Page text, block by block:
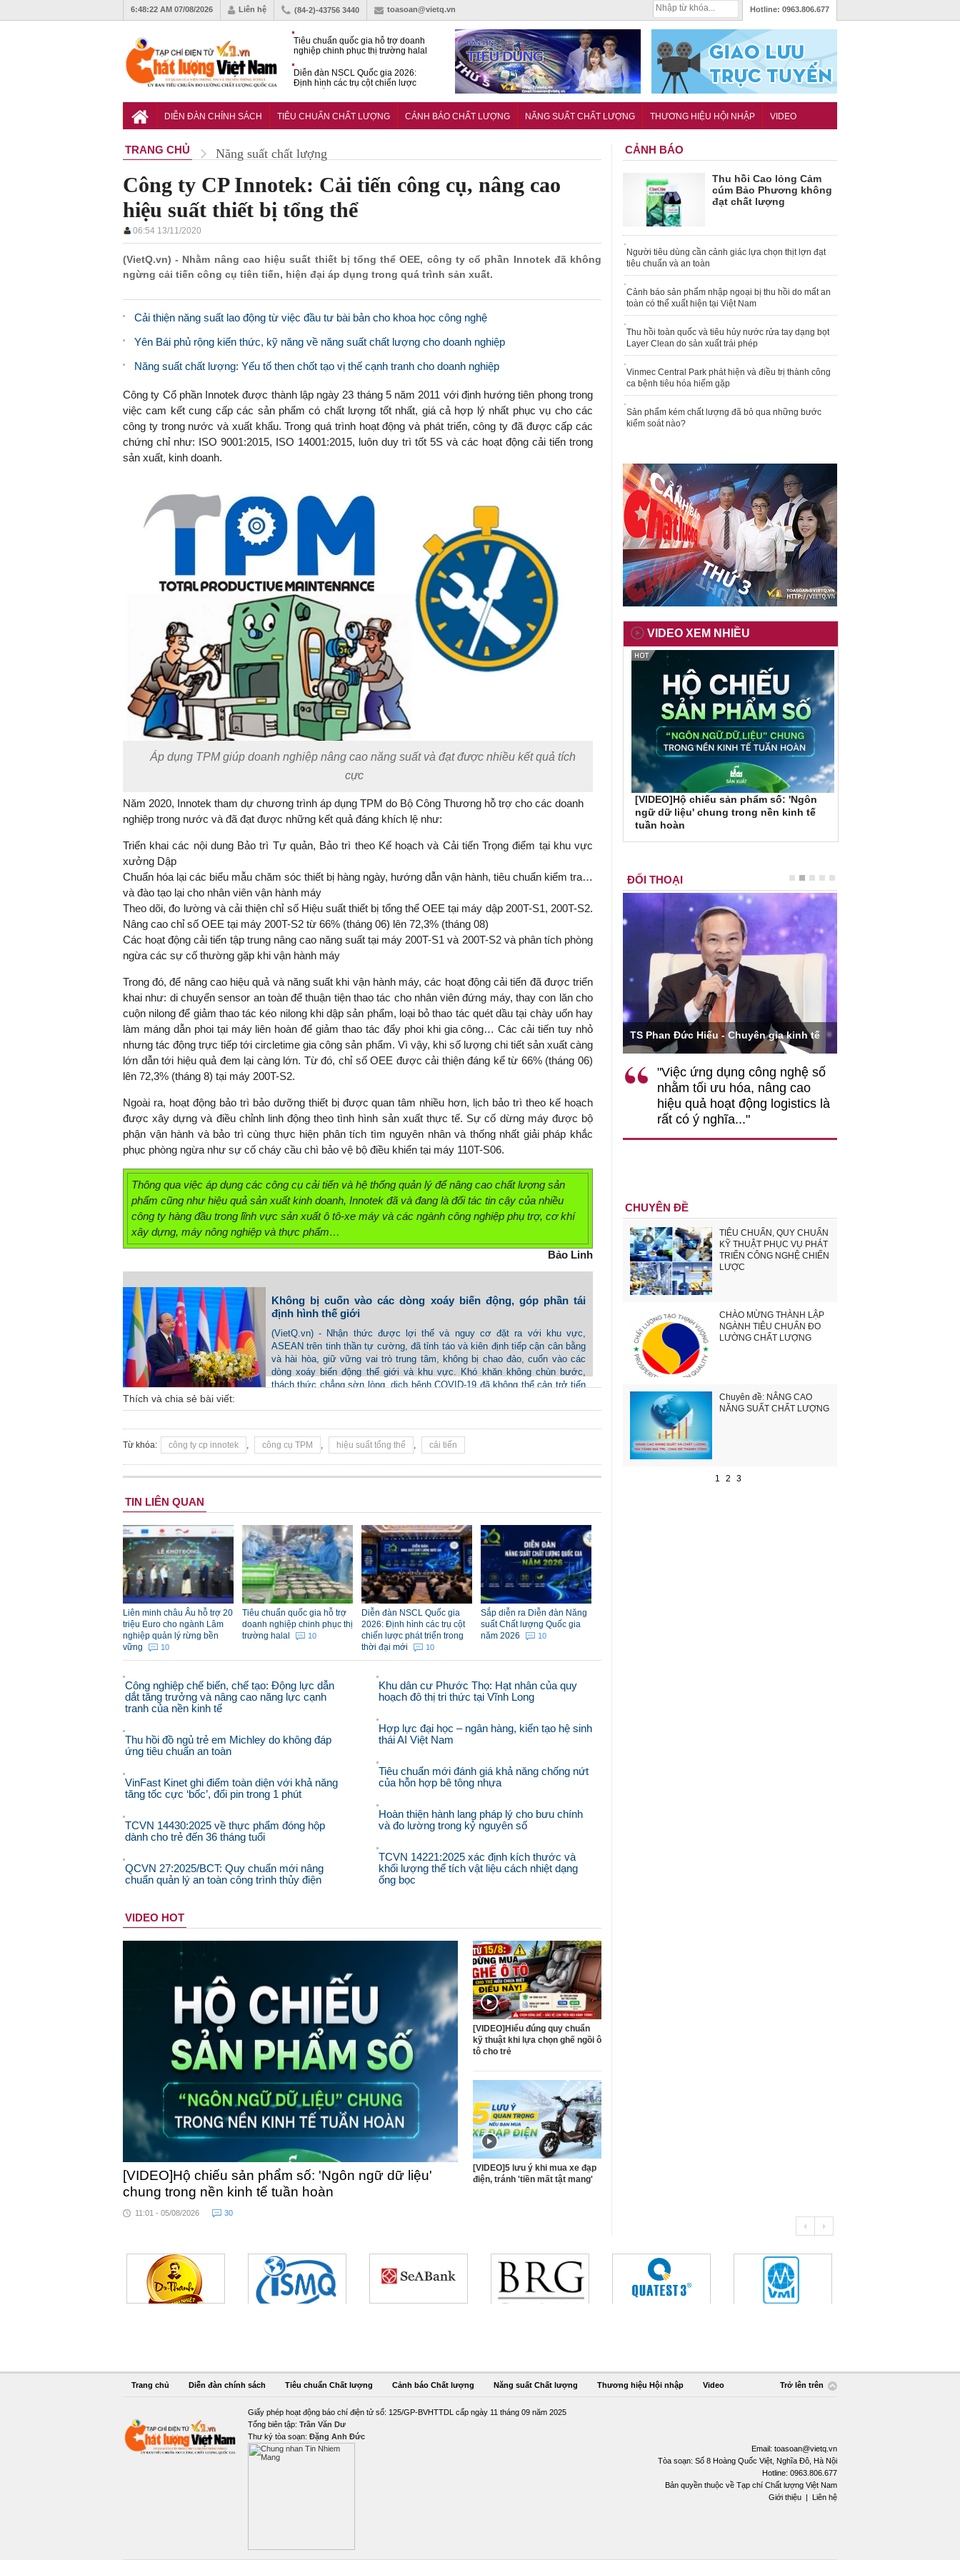
6:48:23 AM 07/08/2026 Liên hệ (84-2)-43756 3440 toasoan@vietq.vn Hotline: 0963.806.677
Tiêu chuẩn quốc gia hỗ trợ doanh
nghiệp chinh phục thị trường halal
Diễn đàn NSCL Quốc gia 2026:
Định hình các trụ cột chiến lược
Chất lượng Quốc gia năm 2026
DIỄN ĐÀN CHÍNH SÁCH TIÊU CHUẨN CHẤT LƯỢNG CẢNH BÁO CHẤT LƯỢNG NĂNG SUẤT CHẤT LƯỢNG THƯƠNG HIỆU HỘI NHẬP VIDEO
TRANG CHỦ Năng suất chất lượng
Công ty CP Innotek: Cải tiến công cụ, nâng cao
hiệu suất thiết bị tổng thể
06:54 13/11/2020
(VietQ.vn) - Nhằm nâng cao hiệu suất thiết bị tổng thể OEE, công ty cổ phần Innotek đã không
ngừng cải tiến công cụ tiên tiến, hiện đại áp dụng trong quá trình sản xuất.
Cải thiện năng suất lao động từ việc đầu tư bài bản cho khoa học công nghệ
Yên Bái phủ rộng kiến thức, kỹ năng về năng suất chất lượng cho doanh nghiệp
Năng suất chất lượng: Yếu tố then chốt tạo vị thế cạnh tranh cho doanh nghiệp
Công ty Cổ phần Innotek được thành lập ngày 23 tháng 5 năm 2011 với định hướng tiên phong trong
việc cam kết cung cấp các sản phẩm có chất lượng tốt nhất, giá cả hợp lý nhất phục vụ cho các
công ty trong nước và xuất khẩu. Trong quá trình hoạt động và phát triển, công ty đã được cấp các
chứng chỉ như: ISO 9001:2015, ISO 14001:2015, luôn duy trì tốt 5S và các hoạt động cải tiến trong
sản xuất, kinh doanh.
Áp dụng TPM giúp doanh nghiệp nâng cao năng suất và đạt được nhiều kết quả tích
cực
Năm 2020, Innotek tham dự chương trình áp dụng TPM do Bộ Công Thương hỗ trợ cho các doanh
nghiệp trong nước và đã đạt được những kết quả đáng khích lệ như:
Triển khai các nội dung Bảo trì Tự quản, Bảo trì theo Kế hoạch và Cải tiến Trọng điểm tại khu vực
xưởng Dập
Chuẩn hóa lại các biểu mẫu chăm sóc thiết bị hàng ngày, hướng dẫn vận hành, tiêu chuẩn kiểm tra…
và đào tạo lại cho nhân viên vận hành máy
Theo dõi, đo lường và cải thiện chỉ số Hiệu suất thiết bị tổng thể OEE tại máy dập 200T-S1, 200T-S2.
Nâng cao chỉ số OEE tại máy 200T-S2 từ 66% (tháng 06) lên 72,3% (tháng 08)
Các hoạt động cải tiến tập trung nâng cao năng suất tại máy 200T-S1 và 200T-S2 và phân tích phòng
ngừa các sự cố thường gặp khi vận hành máy
Trong đó, để nâng cao hiệu quả và năng suất khi vận hành máy, các hoạt động cải tiến đã được triển
khai như: di chuyển sensor an toàn để thuận tiện thao tác cho nhân viên đứng máy, thay con lăn cho
cuộn nilong để giảm thao tác kéo nilong khi dập sản phẩm, loại bỏ thao tác quét dầu tại chày uốn hay
làm máng dẫn phoi tại máy liên hoàn để giảm thao tác đẩy phoi khi gia công… Các cải tiến tuy nhỏ
nhưng tác động trực tiếp tới circletime gia công sản phẩm. Vì vậy, khi số lượng chi tiết sản xuất càng
lớn dẫn tới hiệu quả đem lại càng lớn. Từ đó, chỉ số OEE được cải thiện đáng kể từ 66% (tháng 06)
lên 72,3% (tháng 8) tại máy 200T-S2.
Ngoài ra, hoạt động bảo trì bảo dưỡng thiết bị được quan tâm nhiều hơn, lịch bảo trì theo kế hoạch
được xây dựng và điều chỉnh linh động theo tình hình sản xuất thực tế. Sự cố dừng máy được bộ
phận vận hành và bảo trì cùng thực hiện phân tích tìm nguyên nhân và thống nhất giải pháp khắc
phục phòng ngừa như sự cố cháy cầu chì bảo vệ bộ điều khiển tại máy 110T-S06.
Thông qua việc áp dụng các công cụ cải tiến và hệ thống quản lý để nâng cao chất lượng sản
phẩm cũng như hiệu quả sản xuất kinh doanh, Innotek đã và đang là đối tác tin cậy của nhiều
công ty hàng đầu trong lĩnh vực sản xuất ô tô-xe máy và các ngành công nghiệp phụ trợ, cơ khí
xây dựng, máy nông nghiệp và thực phẩm…
Bảo Linh
Không bị cuốn vào các dòng xoáy biến động, góp phần tái
định hình thế giới
(VietQ.vn) - Nhận thức được lợi thế và nguy cơ đặt ra với khu vực,
ASEAN trên tinh thần tự cường, đã tỉnh táo và kiên định tiếp cận cân bằng
và hài hòa, giữ vững vai trò trung tâm, không bị chao đảo, cuốn vào các
dòng xoáy biến động thế giới và khu vực. Khó khăn không chùn bước,
thách thức chẳng sờn lòng, dịch bệnh COVID-19 đã không thể cản trở tiến
Thích và chia sẻ bài viết:
Từ khóa: công ty cp innotek , công cụ TPM , hiệu suất tổng thể , cải tiến
TIN LIÊN QUAN
Liên minh châu Âu hỗ trợ 20
triệu Euro cho ngành Lâm
nghiệp quản lý rừng bền
vững
10
Tiêu chuẩn quốc gia hỗ trợ
doanh nghiệp chinh phục thị
trường halal
10
Diễn đàn NSCL Quốc gia
2026: Định hình các trụ cột
chiến lược phát triển trong
thời đại mới
10
Sắp diễn ra Diễn đàn Năng
suất Chất lượng Quốc gia
năm 2026
10
Công nghiệp chế biến, chế tạo: Động lực dẫn
dắt tăng trưởng và nâng cao năng lực cạnh
tranh của nền kinh tế
Thu hồi đồ ngủ trẻ em Michley do không đáp
ứng tiêu chuẩn an toàn
VinFast Kinet ghi điểm toàn diện với khả năng
tăng tốc cực ‘bốc’, đổi pin trong 1 phút
TCVN 14430:2025 về thực phẩm đóng hộp
dành cho trẻ đến 36 tháng tuổi
QCVN 27:2025/BCT: Quy chuẩn mới nâng
chuẩn quản lý an toàn công trình thủy điện
Khu dân cư Phước Thọ: Hạt nhân của quy
hoạch đô thị tri thức tại Vĩnh Long
Hợp lực đại học – ngân hàng, kiến tạo hệ sinh
thái AI Việt Nam
Tiêu chuẩn mới đánh giá khả năng chống nứt
của hỗn hợp bê tông nhựa
Hoàn thiện hành lang pháp lý cho bưu chính
và đo lường trong kỷ nguyên số
TCVN 14221:2025 xác định kích thước và
khối lượng thể tích vật liệu cách nhiệt dạng
ống bọc
VIDEO HOT
[VIDEO]Hộ chiếu sản phẩm số: 'Ngôn ngữ dữ liệu'
chung trong nền kinh tế tuần hoàn
11:01 - 05/08/2026 30
[VIDEO]Hiểu đúng quy chuẩn
kỹ thuật khi lựa chọn ghế ngồi ô
tô cho trẻ
[VIDEO]5 lưu ý khi mua xe đạp
điện, tránh 'tiền mất tật mang'
CẢNH BÁO
Thu hồi Cao lỏng Cảm
cúm Bảo Phương không
đạt chất lượng
Người tiêu dùng cần cảnh giác lựa chọn thịt lợn đạt
tiêu chuẩn và an toàn
Cảnh báo sản phẩm nhập ngoại bị thu hồi do mất an
toàn có thể xuất hiện tại Việt Nam
Thu hồi toàn quốc và tiêu hủy nước rửa tay dạng bọt
Layer Clean do sản xuất trái phép
Vinmec Central Park phát hiện và điều trị thành công
ca bệnh tiêu hóa hiếm gặp
Sản phẩm kém chất lượng đã bỏ qua những bước
kiểm soát nào?
VIDEO XEM NHIỀU
[VIDEO]Hộ chiếu sản phẩm số: 'Ngôn
ngữ dữ liệu' chung trong nền kinh tế
tuần hoàn
ĐỐI THOẠI
TS. Nguyễn Đức Độ - Phó Viện trưởng
Viện Kinh tế Tài chính
"Có rất nhiều việc phải làm
đang được tiến hành như tăng
đầu tư cho khoa học công
nghệ; ban hành các cơ chế
khuyến khích đổi mới sáng tạo,
khởi nghiệp..."
nghĩa hỗ trợ ngắn hạn mà còn
đóng vai trò tạo nền tảng cho
tăng trưởng bền vững dài hạn.
TS Phan Đức Hiếu - Chuyên gia kinh tế
"Việc ứng dụng công nghệ số
nhằm tối ưu hóa, nâng cao
hiệu quả hoạt động logistics là
rất có ý nghĩa..."
CHUYÊN ĐỀ
TIÊU CHUẨN, QUY CHUẨN
KỸ THUẬT PHỤC VỤ PHÁT
TRIỂN CÔNG NGHỆ CHIẾN
LƯỢC
CHÀO MỪNG THÀNH LẬP
NGÀNH TIÊU CHUẨN ĐO
LƯỜNG CHẤT LƯỢNG
Chuyên đề: NÂNG CAO
NĂNG SUẤT CHẤT LƯỢNG
1 2 3
Trang chủ Diễn đàn chính sách Tiêu chuẩn Chất lượng Cảnh báo Chất lượng Năng suất Chất lượng Thương hiệu Hội nhập Video Trở lên trên
Giấy phép hoạt động báo chí điện tử số: 125/GP-BVHTTDL cấp ngày 11 tháng 09 năm 2025
Tổng biên tập: Trần Văn Dư
Thư ký tòa soạn: Đặng Anh Đức
Email: toasoan@vietq.vn
Tòa soạn: Số 8 Hoàng Quốc Việt, Nghĩa Đô, Hà Nội
Hotline: 0963.806.677
Bản quyền thuộc về Tạp chí Chất lượng Việt Nam
Giới thiệu | Liên hệ